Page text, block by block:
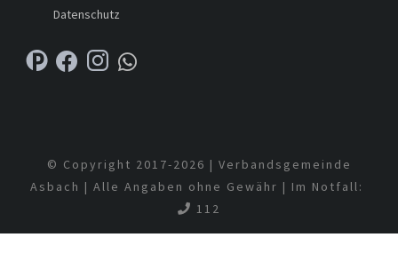
Datenschutz
© Copyright 2017-2026 | Verbandsgemeinde
Asbach | Alle Angaben ohne Gewähr | Im Notfall:
112